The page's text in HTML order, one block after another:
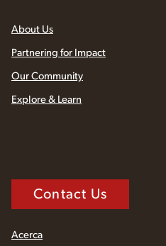
About Us
Partnering for Impact
Our Community
Explore & Learn
Contact Us
Acerca